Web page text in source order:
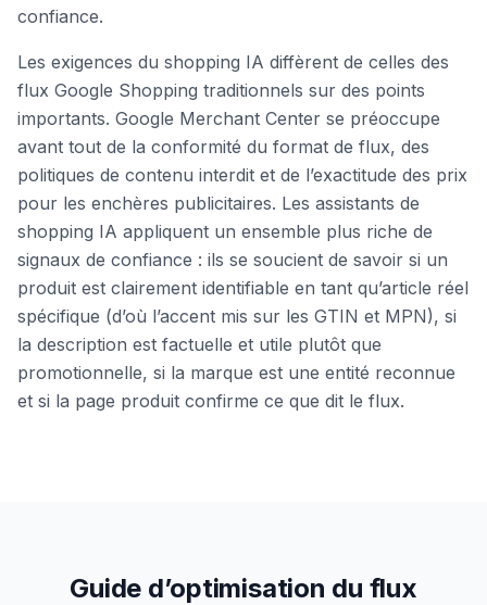
confiance.
Les exigences du shopping IA diffèrent de celles des
flux Google Shopping traditionnels sur des points
importants. Google Merchant Center se préoccupe
avant tout de la conformité du format de flux, des
politiques de contenu interdit et de l’exactitude des prix
pour les enchères publicitaires. Les assistants de
shopping IA appliquent un ensemble plus riche de
signaux de confiance : ils se soucient de savoir si un
produit est clairement identifiable en tant qu’article réel
spécifique (d’où l’accent mis sur les GTIN et MPN), si
la description est factuelle et utile plutôt que
promotionnelle, si la marque est une entité reconnue
et si la page produit confirme ce que dit le flux.
Guide d’optimisation du flux